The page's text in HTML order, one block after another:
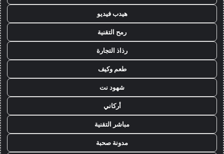
هيدب فيديو
رمح التقنية
رذاذ التجارة
طعم وكيف
شهود نت
أركاني
مباشر التقنية
مدونة صحبة